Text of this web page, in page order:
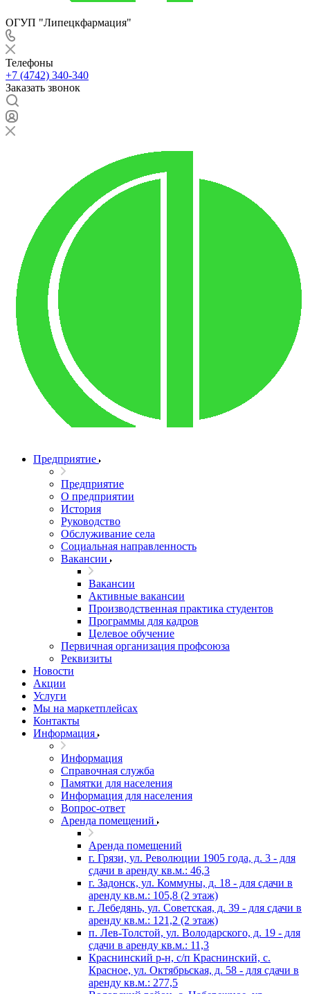
ОГУП "Липецкфармация"
Телефоны
+7 (4742) 340-340
Заказать звонок
Предприятие
Предприятие
О предприятии
История
Руководство
Обслуживание села
Социальная направленность
Вакансии
Вакансии
Активные вакансии
Производственная практика студентов
Программы для кадров
Целевое обучение
Первичная организация профсоюза
Реквизиты
Новости
Акции
Услуги
Мы на маркетплейсах
Контакты
Информация
Информация
Справочная служба
Памятки для населения
Информация для населения
Вопрос-ответ
Аренда помещений
Аренда помещений
г. Грязи, ул. Революции 1905 года, д. 3 - для
сдачи в аренду кв.м.: 46,3
г. Задонск, ул. Коммуны, д. 18 - для сдачи в
аренду кв.м.: 105,8 (2 этаж)
г. Лебедянь, ул. Советская, д. 39 - для сдачи в
аренду кв.м.: 121,2 (2 этаж)
п. Лев-Толстой, ул. Володарского, д. 19 - для
сдачи в аренду кв.м.: 11,3
Краснинский р-н, с/п Краснинский, с.
Красное, ул. Октябрьская, д. 58 - для сдачи в
аренду кв.м.: 277,5